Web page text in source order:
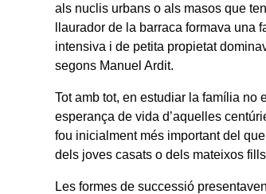
als nuclis urbans o als masos que
llaurador de la barraca formava una
intensiva i de petita propietat
segons Manuel Ardit.
Tot amb tot, en estudiar la família no
esperança de vida d’aquelles
fou inicialment més important del
dels joves casats o dels mateixos
Les formes de successió